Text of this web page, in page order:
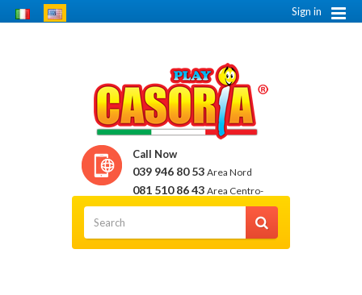
Sign in
Call Now
039 946 80 53 Area Nord
081 510 86 43 Area Centro-
Sud